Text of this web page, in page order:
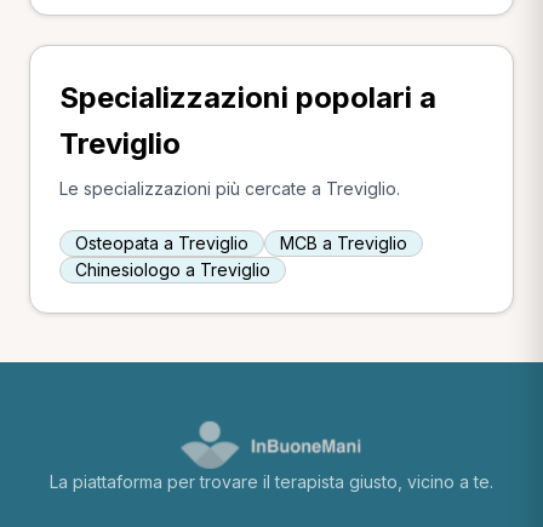
Specializzazioni popolari a
Treviglio
Le specializzazioni più cercate a Treviglio.
Osteopata a Treviglio
MCB a Treviglio
Chinesiologo a Treviglio
La piattaforma per trovare il terapista giusto, vicino a te.